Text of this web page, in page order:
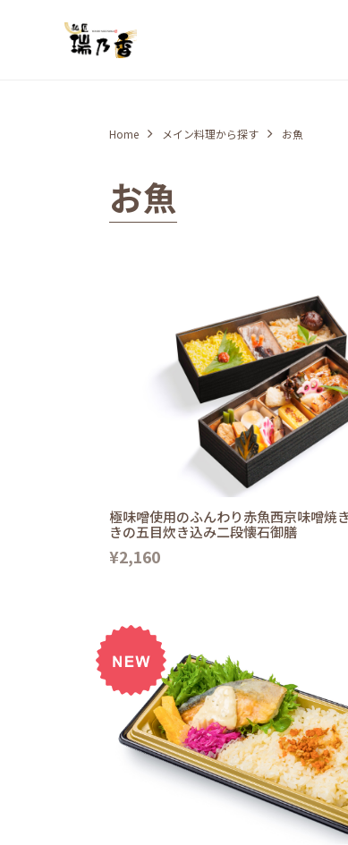
Home メイン料理から探す お魚
お魚
極味噌使用のふんわり赤魚西京味噌焼
きの五目炊き込み二段懐石御膳
¥2,160